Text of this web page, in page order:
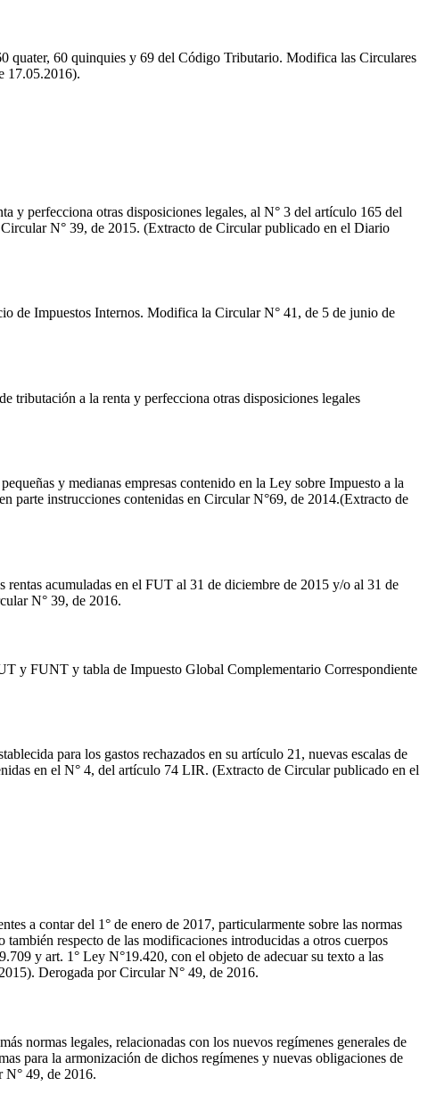
quater, 60 quinquies y 69 del Código Tributario. Modifica las Circulares
17.05.2016).
y perfecciona otras disposiciones legales, al N° 3 del artículo 165 del
N° 39, de 2015. (Extracto de Circular publicado en el Diario
de Impuestos Internos. Modifica la Circular N° 41, de 5 de junio de
tributación a la renta y perfecciona otras disposiciones legales
y medianas empresas contenido en la Ley sobre Impuesto a la
parte instrucciones contenidas en Circular N°69, de 2014.(Extracto de
acumuladas en el FUT al 31 de diciembre de 2015 y/o al 31 de
N° 39, de 2016.
y FUNT y tabla de Impuesto Global Complementario Correspondiente
para los gastos rechazados en su artículo 21, nuevas escalas de
en el N° 4, del artículo 74 LIR. (Extracto de Circular publicado en el
a contar del 1° de enero de 2017, particularmente sobre las normas
respecto de las modificaciones introducidas a otros cuerpos
y art. 1° Ley N°19.420, con el objeto de adecuar su texto a las
Derogada por Circular N° 49, de 2016.
normas legales, relacionadas con los nuevos regímenes generales de
para la armonización de dichos regímenes y nuevas obligaciones de
N° 49, de 2016.